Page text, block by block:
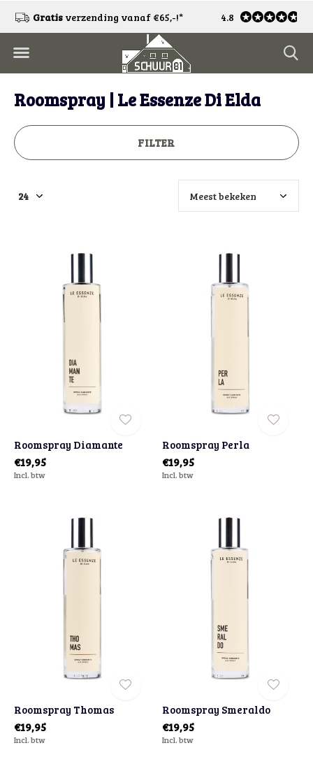
Gratis verzending vanaf €65,-!* Gratisretourneren*
4.8
Roomspray | Le Essenze Di Elda
FILTER
Roomspray Diamante
€19,95
Incl. btw
Roomspray Perla
€19,95
Incl. btw
Roomspray Thomas
€19,95
Incl. btw
Roomspray Smeraldo
€19,95
Incl. btw